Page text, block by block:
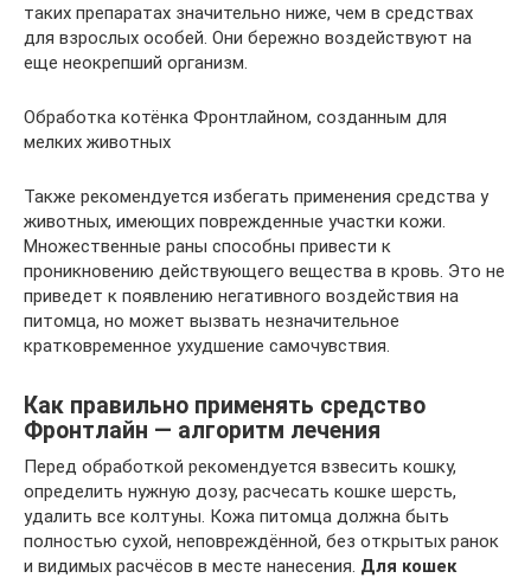
таких препаратах значительно ниже, чем в средствах
для взрослых особей. Они бережно воздействуют на
еще неокрепший организм.
Обработка котёнка Фронтлайном, созданным для
мелких животных
Также рекомендуется избегать применения средства у
животных, имеющих поврежденные участки кожи.
Множественные раны способны привести к
проникновению действующего вещества в кровь. Это не
приведет к появлению негативного воздействия на
питомца, но может вызвать незначительное
кратковременное ухудшение самочувствия.
Как правильно применять средство
Фронтлайн — алгоритм лечения
Перед обработкой рекомендуется взвесить кошку,
определить нужную дозу, расчесать кошке шерсть,
удалить все колтуны. Кожа питомца должна быть
полностью сухой, неповреждённой, без открытых ранок
и видимых расчёсов в месте нанесения. Для кошек